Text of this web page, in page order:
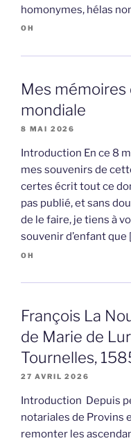
homonymes, hélas
OH
Mes mémoires
mondiale
8 MAI 2026
Introduction En ce 8
mes souvenirs de
certes écrit tout ce
pas publié, et sans
de le faire, je tiens à
souvenir d’enfant que
OH
François La
de Marie de
Tournelles,
27 AVRIL 2026
Introduction Depuis
notariales de Provins
remonter les